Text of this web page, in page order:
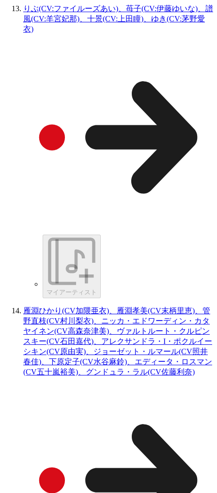
りぶ(CV:ファイルーズあい)、苺子(CV:伊藤ゆいな)、譜
風(CV:羊宮妃那)、十景(CV:上田瞳)、ゆき(CV:茅野愛
衣)
マイアーティスト
雁淵ひかり(CV加隈亜衣)、雁淵孝美(CV末柄里恵)、管
野直枝(CV村川梨衣)、ニッカ・エドワーディン・カタ
ヤイネン(CV高森奈津美)、ヴァルトルート・クルピン
スキー(CV石田嘉代)、アレクサンドラ・I・ポクルイー
シキン(CV原由実)、ジョーゼット・ルマール(CV照井
春佳)、下原定子(CV水谷麻鈴)、エディータ・ロスマン
(CV五十嵐裕美)、グンドュラ・ラル(CV佐藤利奈)